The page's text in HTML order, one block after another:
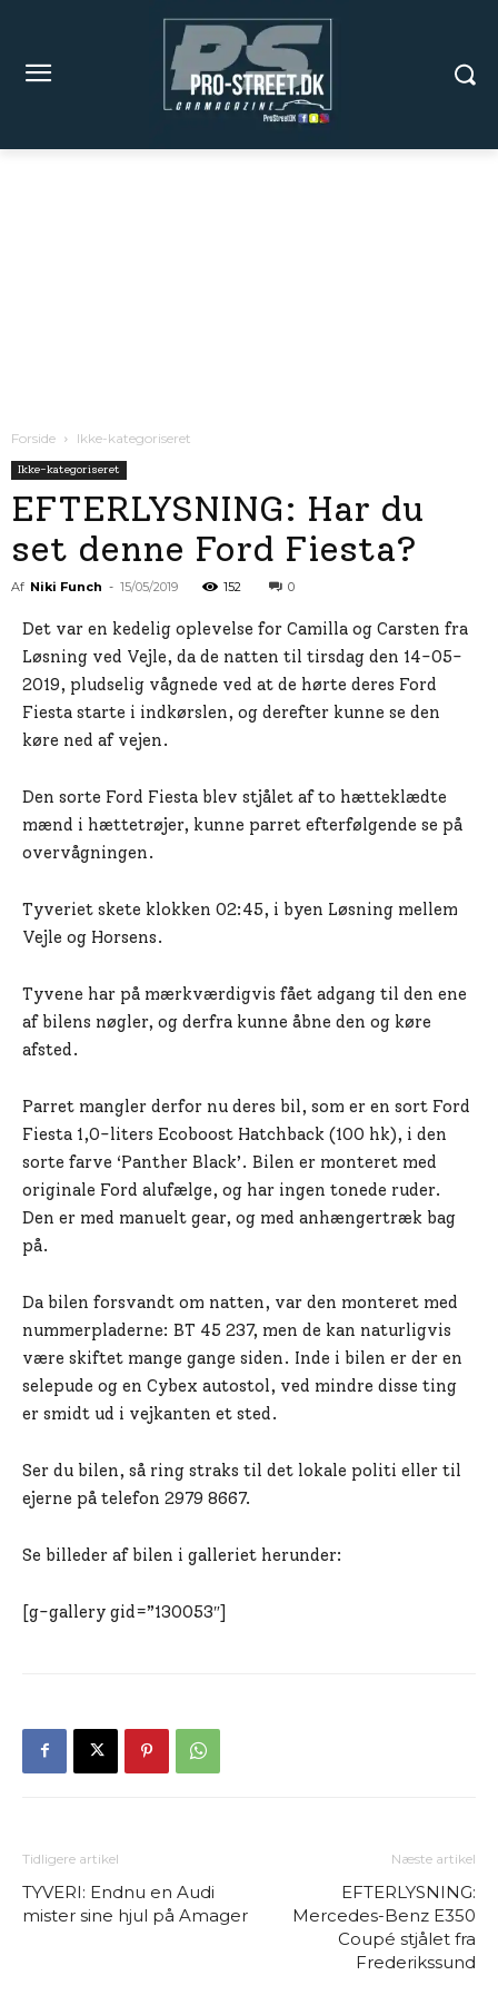
Forside Ikke-kategoriseret
Ikke-kategoriseret
EFTERLYSNING: Har du
set denne Ford Fiesta?
Af Niki Funch - 15/05/2019 152 0
Det var en kedelig oplevelse for Camilla og Carsten fra
Løsning ved Vejle, da de natten til tirsdag den 14-05-
2019, pludselig vågnede ved at de hørte deres Ford
Fiesta starte i indkørslen, og derefter kunne se den
køre ned af vejen.
Den sorte Ford Fiesta blev stjålet af to hætteklædte
mænd i hættetrøjer, kunne parret efterfølgende se på
overvågningen.
Tyveriet skete klokken 02:45, i byen Løsning mellem
Vejle og Horsens.
Tyvene har på mærkværdigvis fået adgang til den ene
af bilens nøgler, og derfra kunne åbne den og køre
afsted.
Parret mangler derfor nu deres bil, som er en sort Ford
Fiesta 1,0-liters Ecoboost Hatchback (100 hk), i den
sorte farve ‘Panther Black’. Bilen er monteret med
originale Ford alufælge, og har ingen tonede ruder.
Den er med manuelt gear, og med anhængertræk bag
på.
Da bilen forsvandt om natten, var den monteret med
nummerpladerne: BT 45 237, men de kan naturligvis
være skiftet mange gange siden. Inde i bilen er der en
selepude og en Cybex autostol, ved mindre disse ting
er smidt ud i vejkanten et sted.
Ser du bilen, så ring straks til det lokale politi eller til
ejerne på telefon 2979 8667.
Se billeder af bilen i galleriet herunder:
[g-gallery gid=”130053″]
Tidligere artikel
TYVERI: Endnu en Audi
mister sine hjul på Amager
Næste artikel
EFTERLYSNING:
Mercedes-Benz E350
Coupé stjålet fra
Frederikssund